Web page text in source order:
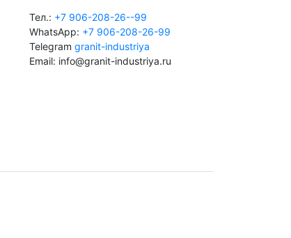
Тел.: +7 906-208-26--99
WhatsApp: +7 906-208-26-99
Telegram granit-industriya
Email: info@granit-industriya.ru